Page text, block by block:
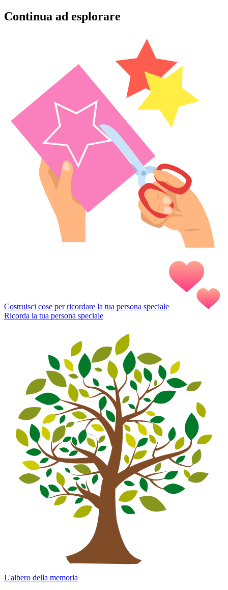
Continua ad esplorare
Costruisci cose per ricordare la tua persona speciale
Ricorda la tua persona speciale
L'albero della memoria